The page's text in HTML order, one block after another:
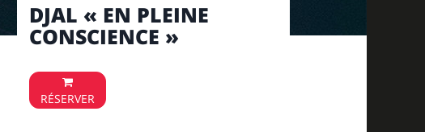
DJAL « EN PLEINE
CONSCIENCE »
RÉSERVER